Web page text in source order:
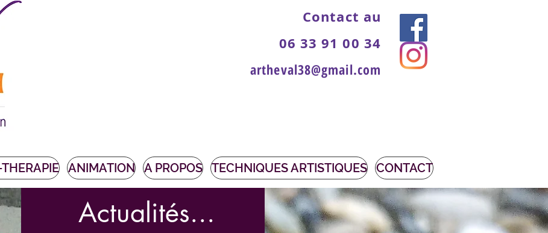
Contact au
06 33 91 00 34
artheval38@gmail.com
ANIMATION A PROPOS TECHNIQUES ARTISTIQUES CONTACT
Actualités...